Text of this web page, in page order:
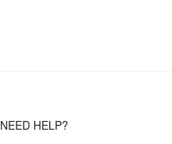
NEED HELP?